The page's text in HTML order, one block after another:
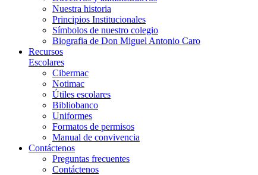
Nuestra historia
Principios Institucionales
Símbolos de nuestro colegio
Biografia de Don Miguel Antonio Caro
Recursos
Escolares
Cibermac
Notimac
Útiles escolares
Bibliobanco
Uniformes
Formatos de permisos
Manual de convivencia
Contáctenos
Preguntas frecuentes
Contáctenos